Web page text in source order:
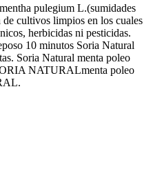
pulegium L.(sumidades
cultivos limpios en los cuales
herbicidas ni pesticidas.
10 minutos Soria Natural
Soria Natural menta poleo
NATURALmenta poleo